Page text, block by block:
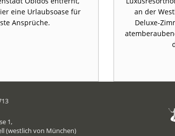
eine Urlaubsoase für
Ansprüche.
an der
Deluxe-
1,
(westlich von München)